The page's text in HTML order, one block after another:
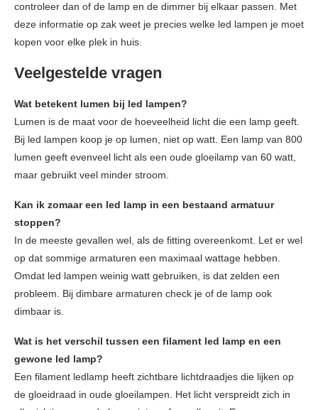
controleer dan of de lamp en de dimmer bij elkaar passen. Met
deze informatie op zak weet je precies welke led lampen je moet
kopen voor elke plek in huis.
Veelgestelde vragen
Wat betekent lumen bij led lampen?
Lumen is de maat voor de hoeveelheid licht die een lamp geeft.
Bij led lampen koop je op lumen, niet op watt. Een lamp van 800
lumen geeft evenveel licht als een oude gloeilamp van 60 watt,
maar gebruikt veel minder stroom.
Kan ik zomaar een led lamp in een bestaand armatuur
stoppen?
In de meeste gevallen wel, als de fitting overeenkomt. Let er wel
op dat sommige armaturen een maximaal wattage hebben.
Omdat led lampen weinig watt gebruiken, is dat zelden een
probleem. Bij dimbare armaturen check je of de lamp ook
dimbaar is.
Wat is het verschil tussen een filament led lamp en een
gewone led lamp?
Een filament ledlamp heeft zichtbare lichtdraadjes die lijken op
de gloeidraad in oude gloeilampen. Het licht verspreidt zich in